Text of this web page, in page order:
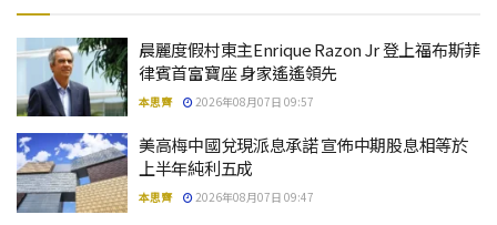
晨麗度假村東主Enrique Razon Jr 登上福布斯菲
律賓首富寶座 身家遙遙領先
本思齊 2026年08月07日 09:57
美高梅中國兌現派息承諾 宣佈中期股息相等於
上半年純利五成
本思齊 2026年08月07日 09:47